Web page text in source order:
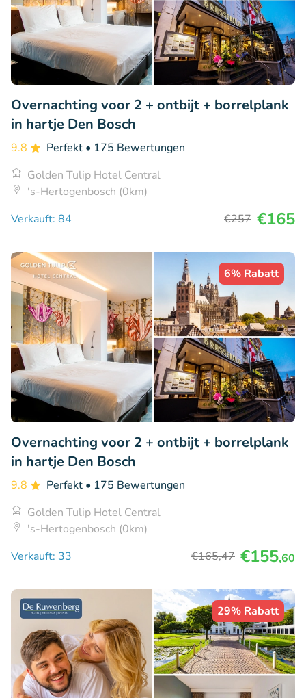
Overnachting voor 2 + ontbijt + borrelplank
in hartje Den Bosch
9.8 Perfekt • 175 Bewertungen
Golden Tulip Hotel Central
's-Hertogenbosch (0km)
Verkauft: 84
€257 €165
6% Rabatt
Overnachting voor 2 + ontbijt + borrelplank
in hartje Den Bosch
9.8 Perfekt • 175 Bewertungen
Golden Tulip Hotel Central
's-Hertogenbosch (0km)
Verkauft: 33
€165,47 €155,60
29% Rabatt